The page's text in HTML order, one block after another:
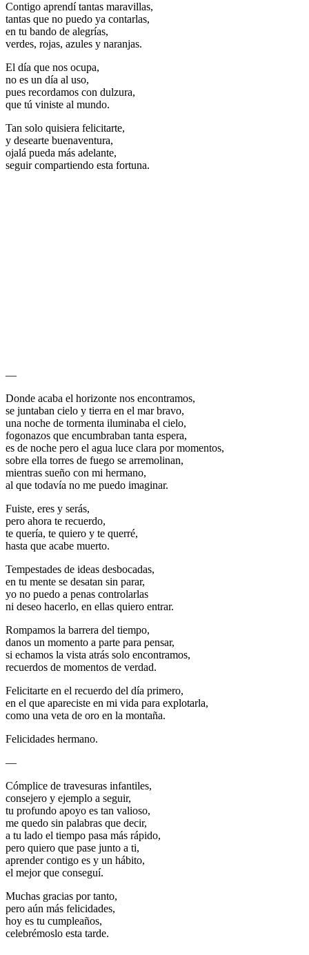
Contigo aprendí tantas maravillas,
tantas que no puedo ya contarlas,
en tu bando de alegrías,
verdes, rojas, azules y naranjas.
El día que nos ocupa,
no es un día al uso,
pues recordamos con dulzura,
que tú viniste al mundo.
Tan solo quisiera felicitarte,
y desearte buenaventura,
ojalá pueda más adelante,
seguir compartiendo esta fortuna.
—
Donde acaba el horizonte nos encontramos,
se juntaban cielo y tierra en el mar bravo,
una noche de tormenta iluminaba el cielo,
fogonazos que encumbraban tanta espera,
es de noche pero el agua luce clara por momentos,
sobre ella torres de fuego se arremolinan,
mientras sueño con mi hermano,
al que todavía no me puedo imaginar.
Fuiste, eres y serás,
pero ahora te recuerdo,
te quería, te quiero y te querré,
hasta que acabe muerto.
Tempestades de ideas desbocadas,
en tu mente se desatan sin parar,
yo no puedo a penas controlarlas
ni deseo hacerlo, en ellas quiero entrar.
Rompamos la barrera del tiempo,
danos un momento a parte para pensar,
si echamos la vista atrás solo encontramos,
recuerdos de momentos de verdad.
Felicitarte en el recuerdo del día primero,
en el que apareciste en mi vida para explotarla,
como una veta de oro en la montaña.
Felicidades hermano.
—
Cómplice de travesuras infantiles,
consejero y ejemplo a seguir,
tu profundo apoyo es tan valioso,
me quedo sin palabras que decir,
a tu lado el tiempo pasa más rápido,
pero quiero que pase junto a ti,
aprender contigo es y un hábito,
el mejor que conseguí.
Muchas gracias por tanto,
pero aún más felicidades,
hoy es tu cumpleaños,
celebrémoslo esta tarde.